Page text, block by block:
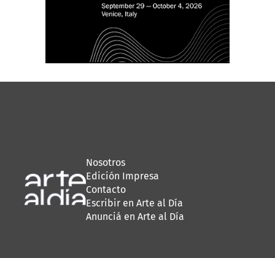
Nosotros
Edición Impresa
Contacto
Escribir en Arte al Día
Anunciá en Arte al Día